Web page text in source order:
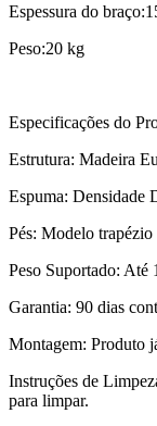
Espessura do
Peso:20 kg
Especificações do
Estrutura: Madeira
Espuma: Densidade
Pés: Modelo trapézio
Peso Suportado: Até
Garantia: 90 dias
Montagem: Produto
Instruções de
para limpar.